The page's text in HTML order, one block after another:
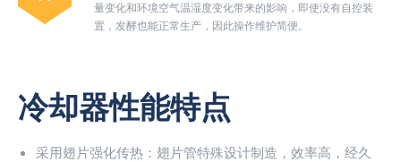
量变化和环境空气温湿度变化带来的影响，即使没有自控装
置，发酵也能正常生产，因此操作维护简便。
冷却器性能特点
采用翅片强化传热：翅片管特殊设计制造，效率高，经久